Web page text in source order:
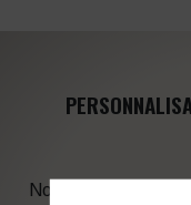
Notre graphiste